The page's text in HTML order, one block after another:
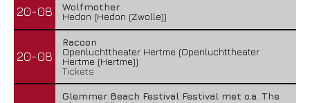
20-08
Wolfmother
Hedon (Hedon (Zwolle))
20-08
Racoon
Openluchttheater Hertme (Openluchttheater
Hertme (Hertme))
Tickets
Glemmer Beach Festival Festival met o.a. The